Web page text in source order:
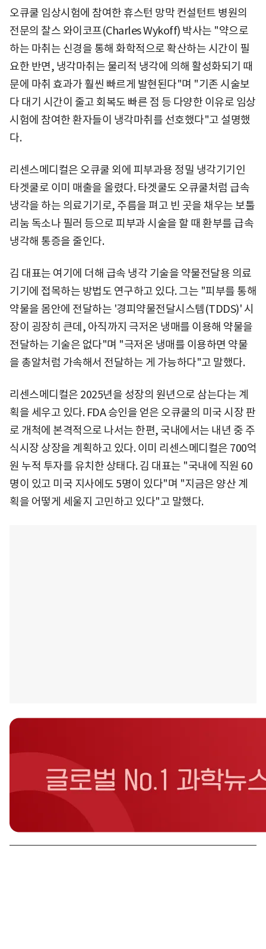
오큐쿨 임상시험에 참여한 휴스턴 망막 컨설턴트 병원의
전문의 찰스 와이코프(Charles Wykoff) 박사는 "약으로
하는 마취는 신경을 통해 화학적으로 확산하는 시간이 필
요한 반면, 냉각마취는 물리적 냉각에 의해 활성화되기 때
문에 마취 효과가 훨씬 빠르게 발현된다"며 "기존 시술보
다 대기 시간이 줄고 회복도 빠른 점 등 다양한 이유로 임상
시험에 참여한 환자들이 냉각마취를 선호했다"고 설명했
다.
리센스메디컬은 오큐쿨 외에 피부과용 정밀 냉각기기인
타겟쿨로 이미 매출을 올렸다. 타겟쿨도 오큐쿨처럼 급속
냉각을 하는 의료기기로, 주름을 펴고 빈 곳을 채우는 보툴
리눔 독소나 필러 등으로 피부과 시술을 할 때 환부를 급속
냉각해 통증을 줄인다.
김 대표는 여기에 더해 급속 냉각 기술을 약물전달용 의료
기기에 접목하는 방법도 연구하고 있다. 그는 "피부를 통해
약물을 몸안에 전달하는 '경피약물전달시스템(TDDS)' 시
장이 굉장히 큰데, 아직까지 극저온 냉매를 이용해 약물을
전달하는 기술은 없다"며 "극저온 냉매를 이용하면 약물
을 총알처럼 가속해서 전달하는 게 가능하다"고 말했다.
리센스메디컬은 2025년을 성장의 원년으로 삼는다는 계
획을 세우고 있다. FDA 승인을 얻은 오큐쿨의 미국 시장 판
로 개척에 본격적으로 나서는 한편, 국내에서는 내년 중 주
식시장 상장을 계획하고 있다. 이미 리센스메디컬은 700억
원 누적 투자를 유치한 상태다. 김 대표는 "국내에 직원 60
명이 있고 미국 지사에도 5명이 있다"며 "지금은 양산 계
획을 어떻게 세울지 고민하고 있다"고 말했다.